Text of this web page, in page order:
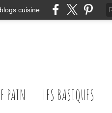
cuisine
PAIN LES BASIQUES